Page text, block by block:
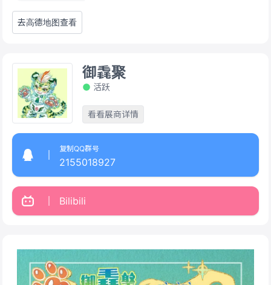
去高德地图查看
御毳聚
活跃
看看展商详情
复制QQ群号
2155018927
Bilibili